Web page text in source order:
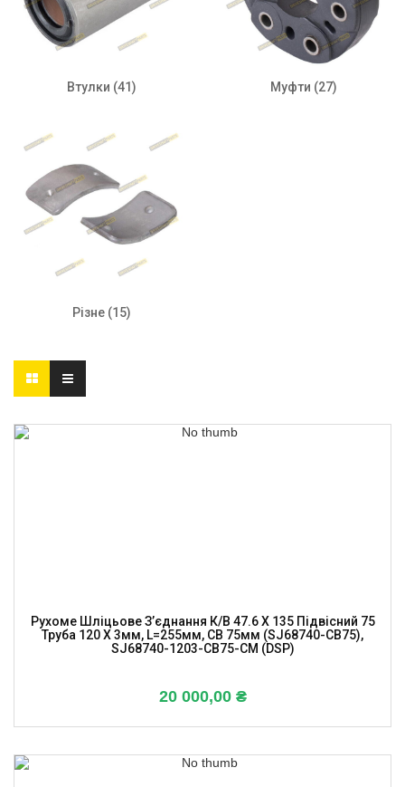
Втулки (41) Муфти (27)
Різне (15)
Рухоме Шліцьове З’єднання К/в 47.6 X 135 Підвісний 75
Труба 120 X 3мм, L=255мм, CB 75мм (SJ68740-CB75),
SJ68740-1203-CB75-CM (DSP)
20 000,00 ₴